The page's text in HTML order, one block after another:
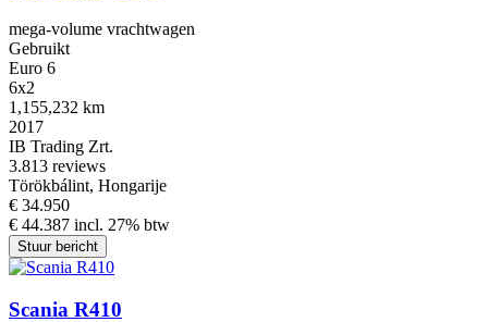
mega-volume vrachtwagen
Gebruikt
Euro 6
6x2
1,155,232 km
2017
IB Trading Zrt.
3.813 reviews
Törökbálint, Hongarije
€ 34.950
€ 44.387 incl. 27% btw
Stuur bericht
Scania R410